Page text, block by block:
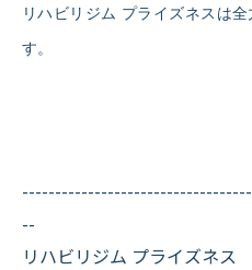
リハビリジム プライズネスは
す。
--
リハビリジム プライズネス